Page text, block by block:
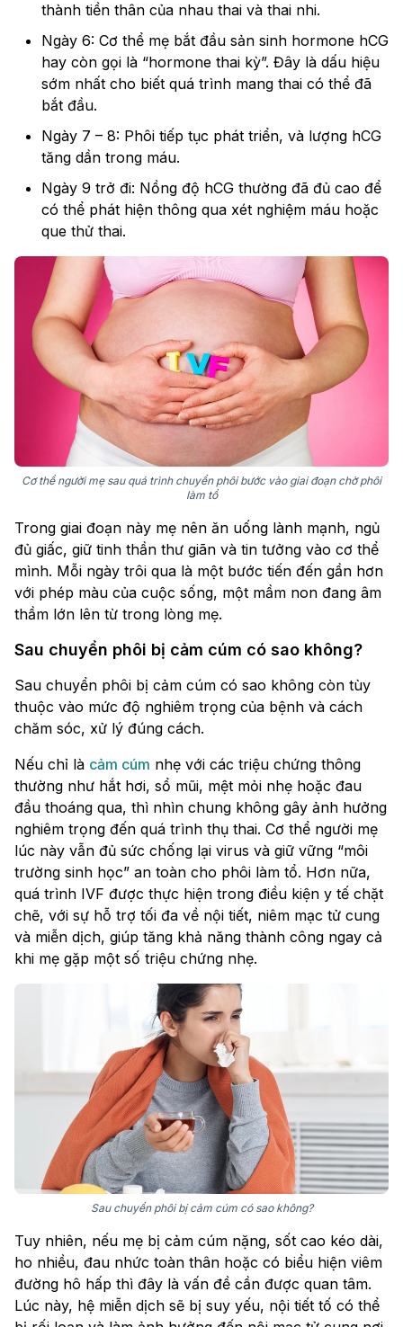
thành tiền thân của nhau thai và thai nhi.
Ngày 6: Cơ thể mẹ bắt đầu sản sinh hormone hCG
hay còn gọi là “hormone thai kỳ”. Đây là dấu hiệu
sớm nhất cho biết quá trình mang thai có thể đã
bắt đầu.
Ngày 7 – 8: Phôi tiếp tục phát triển, và lượng hCG
tăng dần trong máu.
Ngày 9 trở đi: Nồng độ hCG thường đã đủ cao để
có thể phát hiện thông qua xét nghiệm máu hoặc
que thử thai.
Cơ thể người mẹ sau quá trình chuyển phôi bước vào giai đoạn chờ phôi
làm tổ
Trong giai đoạn này mẹ nên ăn uống lành mạnh, ngủ
đủ giấc, giữ tinh thần thư giãn và tin tưởng vào cơ thể
mình. Mỗi ngày trôi qua là một bước tiến đến gần hơn
với phép màu của cuộc sống, một mầm non đang âm
thầm lớn lên từ trong lòng mẹ.
Sau chuyển phôi bị cảm cúm có sao không?
Sau chuyển phôi bị cảm cúm có sao không còn tùy
thuộc vào mức độ nghiêm trọng của bệnh và cách
chăm sóc, xử lý đúng cách.
Nếu chỉ là cảm cúm nhẹ với các triệu chứng thông
thường như hắt hơi, sổ mũi, mệt mỏi nhẹ hoặc đau
đầu thoáng qua, thì nhìn chung không gây ảnh hưởng
nghiêm trọng đến quá trình thụ thai. Cơ thể người mẹ
lúc này vẫn đủ sức chống lại virus và giữ vững “môi
trường sinh học” an toàn cho phôi làm tổ. Hơn nữa,
quá trình IVF được thực hiện trong điều kiện y tế chặt
chẽ, với sự hỗ trợ tối đa về nội tiết, niêm mạc tử cung
và miễn dịch, giúp tăng khả năng thành công ngay cả
khi mẹ gặp một số triệu chứng nhẹ.
Sau chuyển phôi bị cảm cúm có sao không?
Tuy nhiên, nếu mẹ bị cảm cúm nặng, sốt cao kéo dài,
ho nhiều, đau nhức toàn thân hoặc có biểu hiện viêm
đường hô hấp thì đây là vấn đề cần được quan tâm.
Lúc này, hệ miễn dịch sẽ bị suy yếu, nội tiết tố có thể